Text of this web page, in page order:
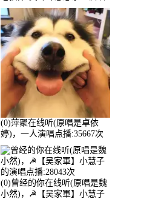
点播:80218次
(0)萍聚在线听(原唱是卓依
婷)，一人演唱点播:35667次
(0)曾经的你在线听(原唱是魏
小然)，☭【吴家軍】小慧子